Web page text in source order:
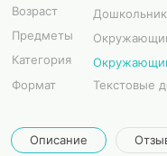
Возраст
Предметы
Категория
Формат
Текстовые
Описание